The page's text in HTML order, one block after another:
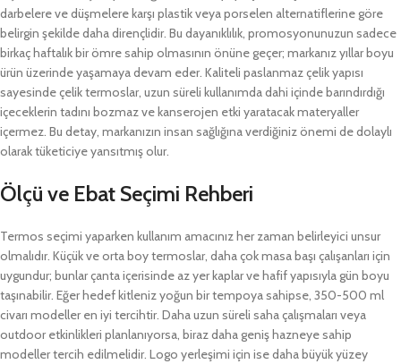
darbelere ve düşmelere karşı plastik veya porselen alternatiflerine göre
belirgin şekilde daha dirençlidir. Bu dayanıklılık, promosyonunuzun sadece
birkaç haftalık bir ömre sahip olmasının önüne geçer; markanız yıllar boyu
ürün üzerinde yaşamaya devam eder. Kaliteli paslanmaz çelik yapısı
sayesinde çelik termoslar, uzun süreli kullanımda dahi içinde barındırdığı
içeceklerin tadını bozmaz ve kanserojen etki yaratacak materyaller
içermez. Bu detay, markanızın insan sağlığına verdiğiniz önemi de dolaylı
olarak tüketiciye yansıtmış olur.
Ölçü ve Ebat Seçimi Rehberi
Termos seçimi yaparken kullanım amacınız her zaman belirleyici unsur
olmalıdır. Küçük ve orta boy termoslar, daha çok masa başı çalışanları için
uygundur; bunlar çanta içerisinde az yer kaplar ve hafif yapısıyla gün boyu
taşınabilir. Eğer hedef kitleniz yoğun bir tempoya sahipse, 350-500 ml
civarı modeller en iyi tercihtir. Daha uzun süreli saha çalışmaları veya
outdoor etkinlikleri planlanıyorsa, biraz daha geniş hazneye sahip
modeller tercih edilmelidir. Logo yerleşimi için ise daha büyük yüzey